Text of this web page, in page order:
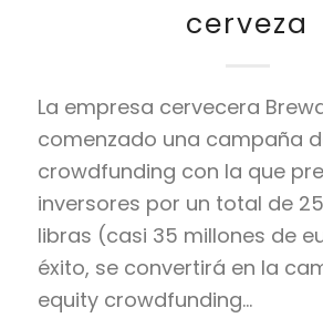
cerveza
La empresa cervecera
comenzado una campaña
crowdfunding con la que
inversores por un total de
libras (casi 35 millones de
éxito, se convertirá en la
equity crowdfunding…